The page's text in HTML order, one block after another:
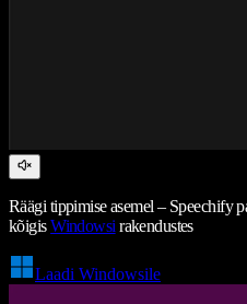
Räägi tippimise asemel – Speechify
kõigisWindowsi rakendustes
Laadi Windowsile